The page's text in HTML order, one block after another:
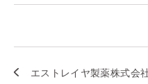
エストレイヤ製薬株式会